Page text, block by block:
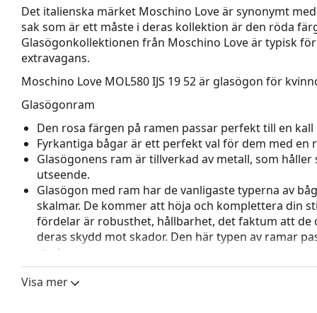
Det italienska märket Moschino Love är synonymt
sak som är ett måste i deras kollektion är den röda
Glasögonkollektionen från Moschino Love är typisk
extravagans.
Moschino Love MOL580 IJS 19 52är glasögon för
Glasögonram
Den rosa färgen på ramen passar perfekt till en
Fyrkantiga bågar är ett perfekt val för dem med
Glasögonens ram är tillverkad av metall, som
utseende.
Glasögon med ram har de vanligaste typerna av
skalmar. De kommer att höja och komplettera din
fördelar är robusthet, hållbarhet, det faktum att
deras skydd mot skador. Den här typen av ramar
styrka.
Justerbara näskuddar gör det möjligt att försiktigt
glasögon för att ge högre komfort. Justering av
Visa mer